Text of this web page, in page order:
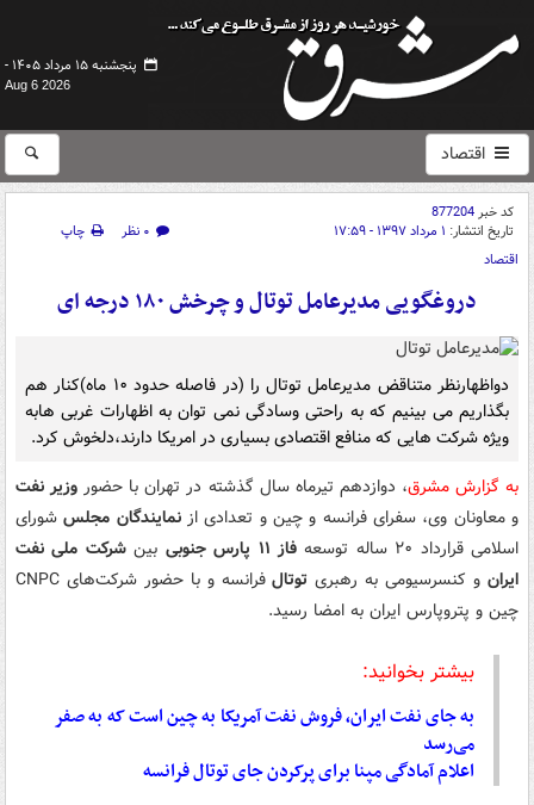
پنجشنبه ۱۵ مرداد ۱۴۰۵ -
Aug 6 2026
اقتصاد
کد خبر877204
تاریخ انتشار: ۱ مرداد ۱۳۹۷ - ۱۷:۵۹ ۰ نظر
چاپ
اقتصاد
دروغگویی مدیرعامل توتال و چرخش ۱۸۰ درجه ای
دواظهارنظر متناقض مدیرعامل توتال را (در فاصله حدود ۱۰ ماه)کنار هم
بگذاریم می بینیم که به راحتی وسادگی نمی توان به اظهارات غربی هابه
ویژه شرکت هایی که منافع اقتصادی بسیاری در امریکا دارند،دلخوش کرد.
به گزارش مشرق، دوازدهم تیرماه سال گذشته در تهران با حضور وزیر نفت
و معاونان وی، سفرای فرانسه و چین و تعدادی ازنمایندگان مجلسشورای
اسلامی قرارداد ۲۰ ساله توسعه
فاز ۱۱ پارس جنوبی بینشرکت ملی نفت
ایرانو کنسرسیومی به رهبریتوتال
فرانسه و با حضور شرکت‌های CNPC
چین و پتروپارس ایران به امضا رسید.
بیشتر بخوانید:
به جای نفت ایران، فروش نفت آمریکا به چین است که به صفر
می‌رسد
اعلام آمادگی مپنا برای پرکردن جای توتال فرانسه